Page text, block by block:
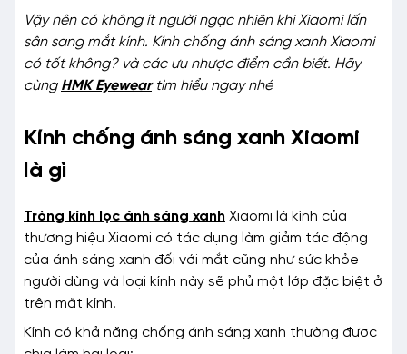
Vậy nên có không ít người ngạc nhiên khi Xiaomi lấn
sân sang mắt kính. Kính chống ánh sáng xanh Xiaomi
có tốt không? và các ưu nhược điểm cần biết. Hãy
cùng HMK Eyeweartìm hiểu ngay nhé
Kính chống ánh sáng xanh Xiaomi
là gì
Tròng kính lọc ánh sáng xanh Xiaomi là kính của
thương hiệu Xiaomi có tác dụng làm giảm tác động
của ánh sáng xanh đối với mắt cũng như sức khỏe
người dùng và loại kính này sẽ phủ một lớp đặc biệt ở
trên mặt kính.
Kính có khả năng chống ánh sáng xanh thường được